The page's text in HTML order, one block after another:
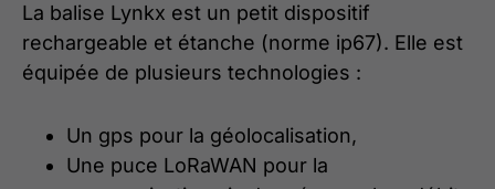
La balise Lynkx est un petit dispositif
rechargeable et étanche (norme ip67). Elle est
équipée de plusieurs technologies :
Un gps pour la géolocalisation,
Une puce LoRaWAN pour la